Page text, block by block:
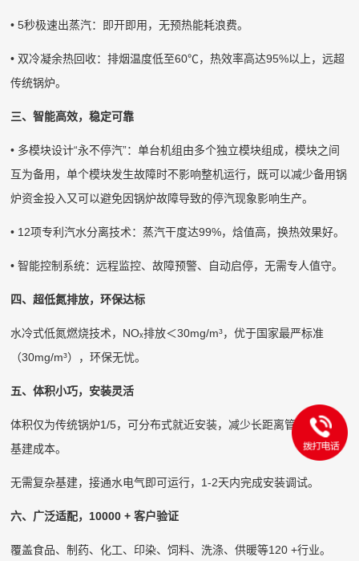
• 5秒极速出蒸汽：即开即用，无预热能耗浪费。
• 双冷凝余热回收：排烟温度低至60℃，热效率高达95%以上，远超
传统锅炉。
三、智能高效，稳定可靠
• 多模块设计“永不停汽”：单台机组由多个独立模块组成，模块之间
互为备用，单个模块发生故障时不影响整机运行，既可以减少备用锅
炉资金投入又可以避免因锅炉故障导致的停汽现象影响生产。
• 12项专利汽水分离技术：蒸汽干度达99%，焓值高，换热效果好。
• 智能控制系统：远程监控、故障预警、自动启停，无需专人值守。
四、超低氮排放，环保达标
水冷式低氮燃烧技术，NOₓ排放＜30mg/m³，优于国家最严标准
（30mg/m³），环保无忧。
五、体积小巧，安装灵活
体积仅为传统锅炉1/5，可分布式就近安装，减少长距离管道热损与
基建成本。
无需复杂基建，接通水电气即可运行，1-2天内完成安装调试。
六、广泛适配，10000 + 客户验证
覆盖食品、制药、化工、印染、饲料、洗涤、供暖等120 +行业。